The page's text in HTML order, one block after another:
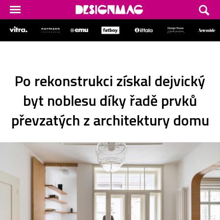
Po rekonstrukci získal dejvický
byt noblesu díky řadě prvků
převzatých z architektury domu